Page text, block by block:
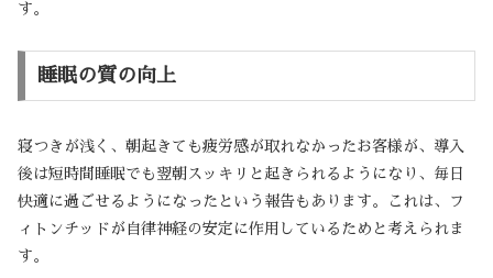
す。
睡眠の質の向上
寝つきが浅く、朝起きても疲労感が取れなかったお客様が、導入
後は短時間睡眠でも翌朝スッキリと起きられるようになり、毎日
快適に過ごせるようになったという報告もあります。これは、フ
ィトンチッドが自律神経の安定に作用しているためと考えられま
す。